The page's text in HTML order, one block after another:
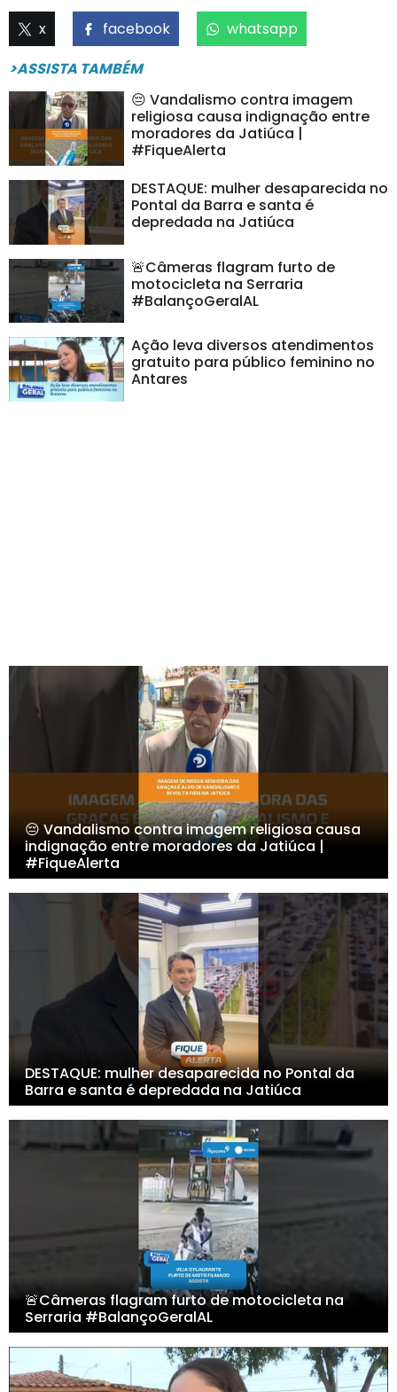
x facebook
whatsapp
>ASSISTA TAMBÉM
😔 Vandalismo contra imagem
religiosa causa indignação entre
moradores da Jatiúca |
#FiqueAlerta
DESTAQUE: mulher desaparecida no
Pontal da Barra e santa é
depredada na Jatiúca
🚨Câmeras flagram furto de
motocicleta na Serraria
#BalançoGeralAL
Ação leva diversos atendimentos
gratuito para público feminino no
Antares
😔 Vandalismo contra imagem religiosa causa
indignação entre moradores da Jatiúca |
#FiqueAlerta
DESTAQUE: mulher desaparecida no Pontal da
Barra e santa é depredada na Jatiúca
🚨Câmeras flagram furto de motocicleta na
Serraria #BalançoGeralAL